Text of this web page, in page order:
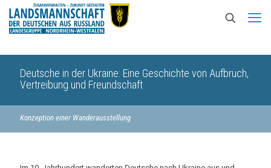
Deutsche in der Ukraine: Eine Geschichte von Aufbruch,
Vertreibung und Freundschaft
Konzeption einer Wanderausstellung